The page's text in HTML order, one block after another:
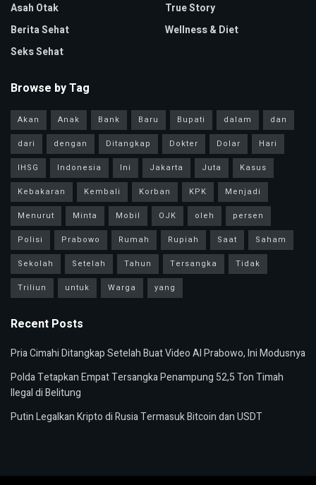
Asah Otak
Berita Sehat
Seks Sehat
True Story
Wellness & Diet
Browse by Tag
Akan Anak Bank Baru Bupati dalam
dan
dari
dengan Ditangkap Dokter Dolar
Hari
IHSG
Indonesia Ini Jakarta Juta
Kasus
Kebakaran
Kembali Korban KPK
Menjadi
Menurut
Minta Mobil OJK oleh
persen
Polisi
Prabowo Rumah Rupiah Saat
Saham
Sekolah
Setelah Tahun Tersangka
Tidak
Triliun
untuk Warga yang
Recent Posts
Pria Cimahi Ditangkap Setelah Buat Video AI Prabowo, Ini Modusnya
Polda Tetapkan Empat Tersangka Penampung 52,5 Ton Timah
Ilegal di Belitung
Putin Legalkan Kripto di Rusia Termasuk Bitcoin dan USDT